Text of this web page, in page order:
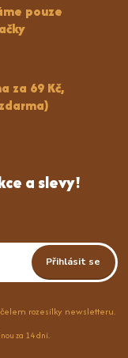
pouze
za 69 Kč,
a slevy!
Přihlásit se
rozesílky newsletteru.
za 14 dní.